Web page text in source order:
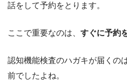
話をして予約をとります。
ここで重要なのは、 すぐに予約
認知機能検査のハガキが届くの
前でしたよね。